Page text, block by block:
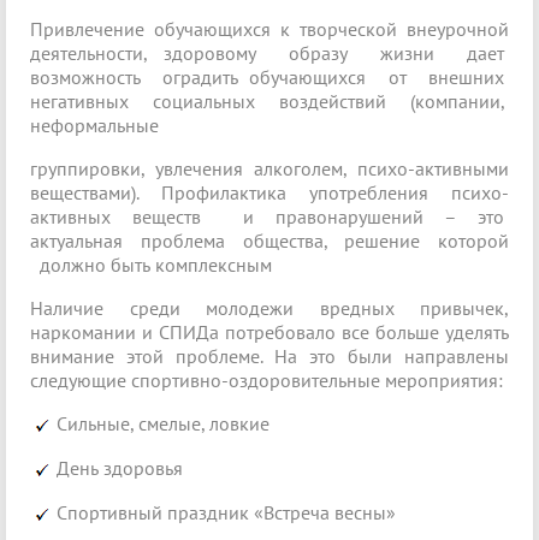
Привлечение обучающихся к творческой внеурочной
деятельности, здоровому образу жизни дает
возможность оградить обучающихся от внешних
негативных социальных воздействий (компании,
неформальные
группировки, увлечения алкоголем, психо-активными
веществами). Профилактика употребления психо-
активных веществ и правонарушений – это
актуальная проблема общества, решение которой
должно быть комплексным
Наличие среди молодежи вредных привычек,
наркомании и СПИДа потребовало все больше уделять
внимание этой проблеме. На это были направлены
следующие спортивно-оздоровительные мероприятия:
Сильные, смелые, ловкие
День здоровья
Спортивный праздник «Встреча весны»